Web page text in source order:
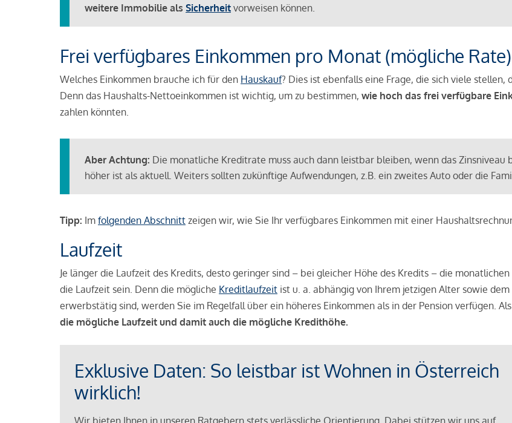
weitere Immobilie als Sicherheit vorweisen können.
Frei verfügbares Einkommen pro Monat (mögliche Rate)
Welches Einkommen brauche ich für den Hauskauf? Dies ist ebenfalls eine Frage, die sich viele
Denn das Haushalts-Nettoeinkommen ist wichtig, um zu bestimmen, wie hoch das frei verfügbare
zahlen könnten.
Aber Achtung: Die monatliche Kreditrate muss auch dann leistbar bleiben, wenn das Zinsniveau
höher ist als aktuell. Weiters sollten zukünftige Aufwendungen, z.B. ein zweites Auto oder die
Tipp: Im folgenden Abschnitt zeigen wir, wie Sie Ihr verfügbares Einkommen mit einer
Laufzeit
Je länger die Laufzeit des Kredits, desto geringer sind – bei gleicher Höhe des Kredits – die
die Laufzeit sein. Denn die mögliche Kreditlaufzeit ist u. a. abhängig von Ihrem jetzigen Alter sowie
erwerbstätig sind, werden Sie im Regelfall über ein höheres Einkommen als in der Pension verfügen.
die mögliche Laufzeit und damit auch die mögliche Kredithöhe.
Exklusive Daten: So leistbar ist Wohnen in Österreich
wirklich!